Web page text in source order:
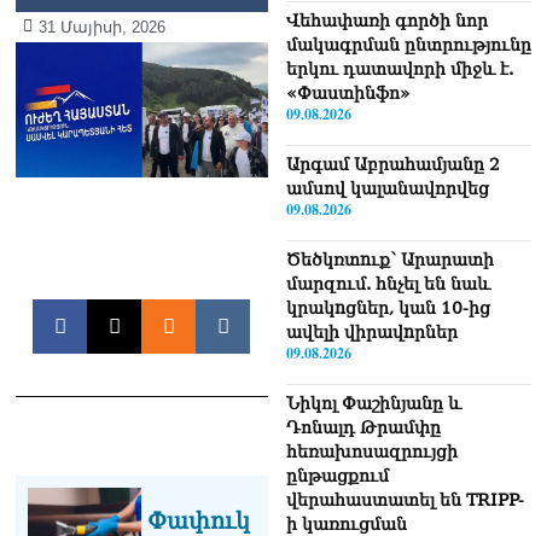
31 Մայիսի, 2026
Փափուկ
Վեհափառի գործի նոր
մակագրման ընտրությունը
երկու դատավորի միջև է.
«Փաստինֆո»
09.08.2026
Արգամ Աբրահամյանը 2
ամսով կալանավորվեց
09.08.2026
Ծեծկռտnւք՝ Արարատի
մարզում. հնչել են նաև
կրակnցներ, կան 10-ից
ավելի վիրավnրներ
09.08.2026
Նիկոլ Փաշինյանը և
Դոնալդ Թրամփը
հեռախոսազրույցի
ընթացքում
վերահաստատել են TRIPP-
ի կառուցման